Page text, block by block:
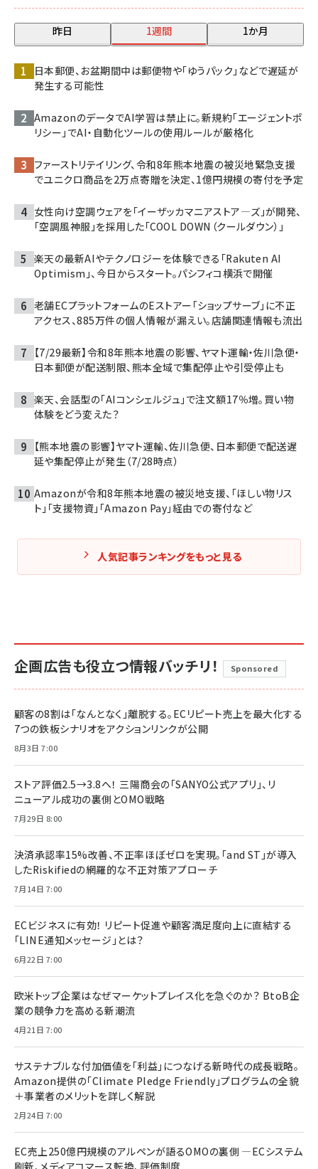
昨日 1週間 1か月
日本郵便、お盆期間中は郵便物や「ゆうパック」などで遅延が
発生する可能性
AmazonのデータでAI学習は禁止に。新規約「エージェントポ
リシー」でAI・自動化ツールの使用ルールが厳格化
ファーストリテイリング、令和8年熊本地震の被災地緊急支援
でユニクロ商品を2万点寄贈を決定、1億円規模の寄付を予定
女性向け空調ウェアを「イーザッカマニアストア―ズ」が開発、
「空調風神服」を採用した「COOL DOWN（クールダウン）」
楽天の最新AIやテクノロジーを体験できる「Rakuten AI
Optimism」、今日からスタート。パシフィコ横浜で開催
老舗ECプラットフォームのEストアー「ショップサーブ」に不正
アクセス、885万件の個人情報が漏えい。店舗関連情報も流出
【7/29最新】令和8年熊本地震の影響、ヤマト運輸・佐川急便・
日本郵便が配送制限、熊本全域で集配停止や引受停止も
楽天、会話型の「AIコンシェルジュ」で注文額17％増。買い物
体験をどう変えた？
【熊本地震の影響】ヤマト運輸、佐川急便、日本郵便で配送遅
延や集配停止が発生（7/28時点）
Amazonが令和8年熊本地震の被災地支援、「ほしい物リス
ト」「支援物資」「Amazon Pay」経由での寄付など
人気記事ランキングをもっと見る
企画広告も役立つ情報バッチリ！ Sponsored
顧客の8割は「なんとなく」離脱する。ECリピート売上を最大化する
7つの鉄板シナリオをアクションリンクが公開
8月3日 7:00
ストア評価2.5→3.8へ！ 三陽商会の「SANYO公式アプリ」、リ
ニューアル成功の裏側とOMO戦略
7月29日 8:00
決済承認率15%改善、不正率ほぼゼロを実現。「and ST」が導入
したRiskifiedの網羅的な不正対策アプローチ
7月14日 7:00
ECビジネスに有効！ リピート促進や顧客満足度向上に直結する
「LINE通知メッセージ」とは？
6月22日 7:00
欧米トップ企業はなぜマーケットプレイス化を急ぐのか？ BtoB企
業の競争力を高める新潮流
4月21日 7:00
サステナブルな付加価値を「利益」につなげる新時代の成長戦略。
Amazon提供の「Climate Pledge Friendly」プログラムの全貌
＋事業者のメリットを詳しく解説
2月24日 7:00
EC売上250億円規模のアルペンが語るOMOの裏側 ―ECシステム
刷新、メディアコマース転換、評価制度